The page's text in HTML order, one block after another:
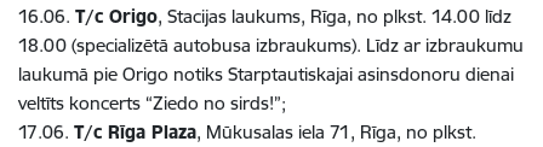
16.06. T/c Origo, Stacijas laukums, Rīga, no plkst. 14.00 līdz
18.00 (specializētā autobusa izbraukums). Līdz ar izbraukumu
laukumā pie Origo notiks Starptautiskajai asinsdonoru dienai
veltīts koncerts “Ziedo no sirds!”;
17.06. T/c Rīga Plaza, Mūkusalas iela 71, Rīga, no plkst.